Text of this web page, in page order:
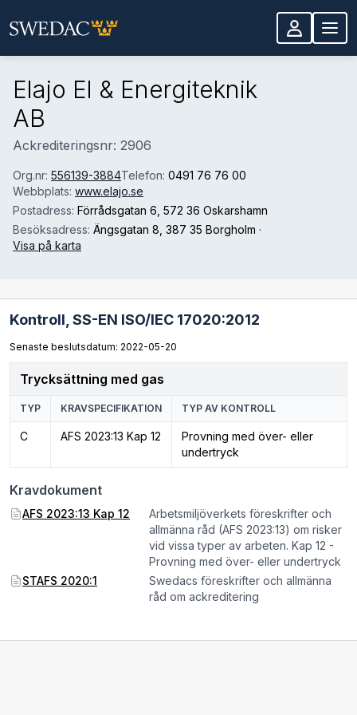
Elajo El & Energiteknik
AB
Ackrediteringsnr: 2906
Org.nr: 556139-3884Telefon: 0491 76 76 00
Webbplats: www.elajo.se
Postadress: Förrådsgatan 6 , 572 36 Oskarshamn
Besöksadress: Ängsgatan 8 , 387 35 Borgholm ·
Visa på karta
Kontroll, SS-EN ISO/IEC 17020:2012
Senaste beslutsdatum: 2022-05-20
Trycksättning med gas
TYP KRAVSPECIFIKATION TYP AV KONTROLL
C AFS 2023:13 Kap 12
Provning med över- eller
undertryck
Kravdokument
AFS 2023:13 Kap 12
Arbetsmiljöverkets föreskrifter och
allmänna råd (AFS 2023:13) om risker
vid vissa typer av arbeten. Kap 12 -
Provning med över- eller undertryck
STAFS 2020:1
Swedacs föreskrifter och allmänna
råd om ackreditering